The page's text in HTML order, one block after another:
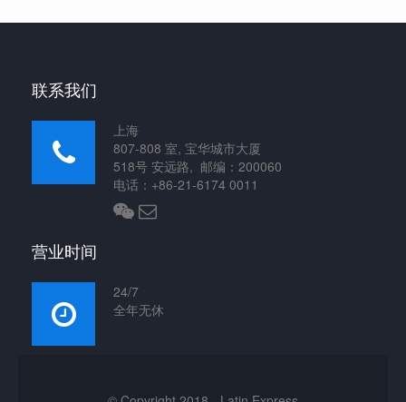
联系我们
上海
807-808 室, 宝华城市大厦
518号 安远路, 邮编：200060
电话：+86-21-6174 0011
营业时间
24/7
全年无休